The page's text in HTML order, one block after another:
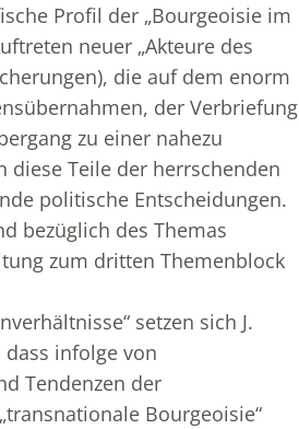
Profil der „Bourgeoisie im
neuer „Akteure des
die auf dem enorm
der Verbriefung
zu einer nahezu
Teile der herrschenden
politische Entscheidungen.
bezüglich des Themas
zum dritten Themenblock
setzen sich J.
infolge von
Tendenzen der
Bourgeoisie“